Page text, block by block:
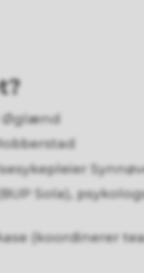
Øglænd
Sola),
(koordinerer